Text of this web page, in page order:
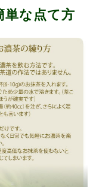
単な点て方